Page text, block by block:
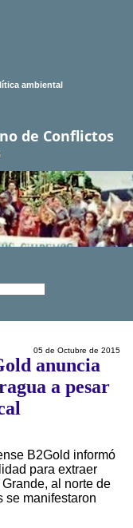
ambiental
de Conflictos
05 de Octubre de 2015
anuncia
a pesar
B2Gold informó
para extraer
al norte de
se manifestaron